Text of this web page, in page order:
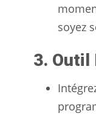
soyez
3. Outil